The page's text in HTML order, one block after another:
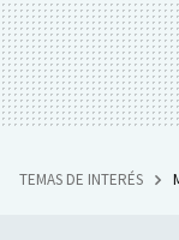
TEMAS DE INTERÉS